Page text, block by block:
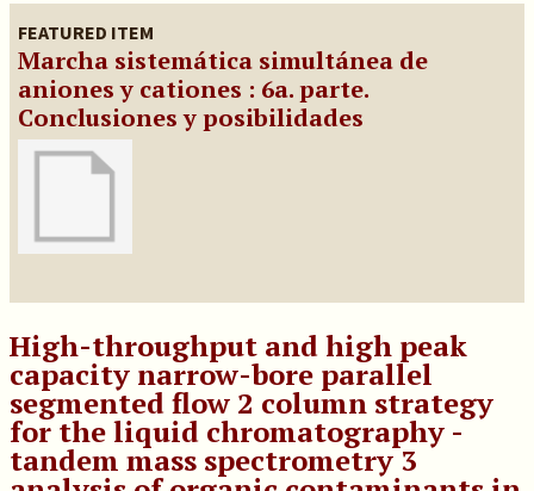
FEATURED ITEM
Marcha sistemática simultánea de
aniones y cationes : 6a. parte.
Conclusiones y posibilidades
High-throughput and high peak
capacity narrow-bore parallel
segmented flow 2 column strategy
for the liquid chromatography -
tandem mass spectrometry 3